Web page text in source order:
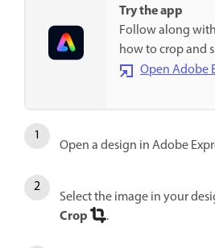
Try the app
Follow along
how to crop and
Open Adobe
Open a design in Adobe
Select the image in your
Crop .